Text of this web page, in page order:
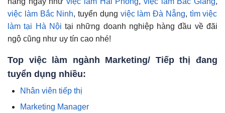
việc làm Bắc Ninh, tuyển dụng việc làm Đà Nẵng, tìm việc
làm tại Hà Nội tại những doanh nghiệp hàng đầu về đãi
ngộ cũng như uy tín cao nhé!
Top việc làm ngành Marketing/ Tiếp thị đang
tuyển dụng nhiều:
Nhân viên tiếp thị
Marketing Manager